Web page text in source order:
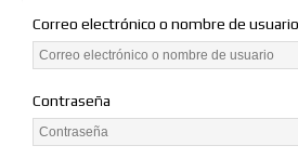
Correo electrónico o nombre de usuario
Contraseña